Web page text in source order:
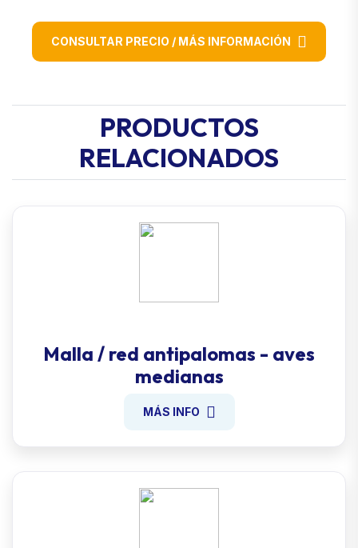
CONSULTAR PRECIO / MÁS INFORMACIÓN
PRODUCTOS
RELACIONADOS
Malla / red antipalomas - aves
medianas
MÁS INFO